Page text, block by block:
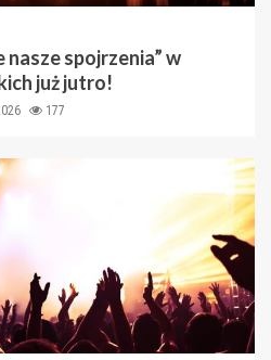
nasze spojrzenia” w
już jutro!
177